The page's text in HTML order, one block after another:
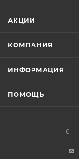
АКЦИИ
КОМПАНИЯ
ИНФОРМАЦИЯ
ПОМОЩЬ